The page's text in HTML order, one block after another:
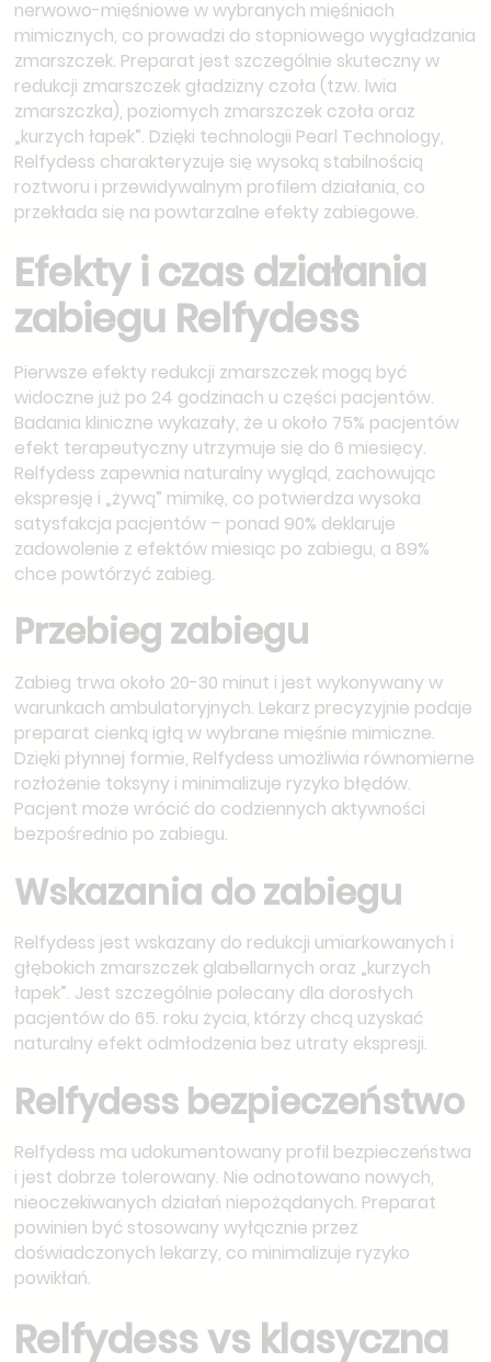
nerwowo-mięśniowe w wybranych mięśniach
mimicznych, co prowadzi do stopniowego wygładzania
zmarszczek. Preparat jest szczególnie skuteczny w
redukcji zmarszczek gładzizny czoła (tzw. lwia
zmarszczka), poziomych zmarszczek czoła oraz
„kurzych łapek”. Dzięki technologii Pearl Technology,
Relfydess charakteryzuje się wysoką stabilnością
roztworu i przewidywalnym profilem działania, co
przekłada się na powtarzalne efekty zabiegowe.
Efekty i czas działania
zabiegu Relfydess
Pierwsze efekty redukcji zmarszczek mogą być
widoczne już po 24 godzinach u części pacjentów.
Badania kliniczne wykazały, że u około 75% pacjentów
efekt terapeutyczny utrzymuje się do 6 miesięcy.
Relfydess zapewnia naturalny wygląd, zachowując
ekspresję i „żywą” mimikę, co potwierdza wysoka
satysfakcja pacjentów – ponad 90% deklaruje
zadowolenie z efektów miesiąc po zabiegu, a 89%
chce powtórzyć zabieg.
Przebieg zabiegu
Zabieg trwa około 20-30 minut i jest wykonywany w
warunkach ambulatoryjnych. Lekarz precyzyjnie podaje
preparat cienką igłą w wybrane mięśnie mimiczne.
Dzięki płynnej formie, Relfydess umożliwia równomierne
rozłożenie toksyny i minimalizuje ryzyko błędów.
Pacjent może wrócić do codziennych aktywności
bezpośrednio po zabiegu.
Wskazania do zabiegu
Relfydess jest wskazany do redukcji umiarkowanych i
głębokich zmarszczek glabellarnych oraz „kurzych
łapek”. Jest szczególnie polecany dla dorosłych
pacjentów do 65. roku życia, którzy chcą uzyskać
naturalny efekt odmłodzenia bez utraty ekspresji.
Relfydess bezpieczeństwo
Relfydess ma udokumentowany profil bezpieczeństwa
i jest dobrze tolerowany. Nie odnotowano nowych,
nieoczekiwanych działań niepożądanych. Preparat
powinien być stosowany wyłącznie przez
doświadczonych lekarzy, co minimalizuje ryzyko
powikłań.
Relfydess vs klasyczna